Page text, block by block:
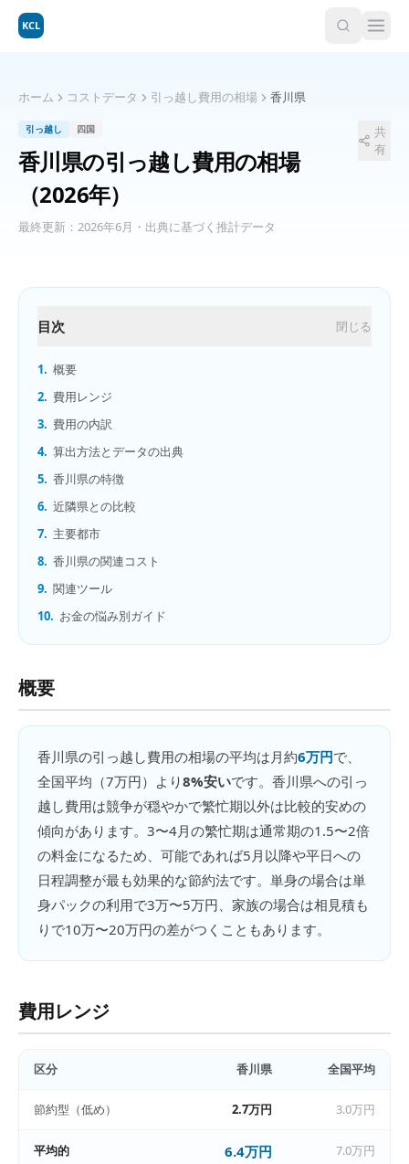
KCL
ホーム コストデータ 引っ越し費用の相場 香川県
引っ越し 四国
香川県の引っ越し費用の相場
（2026年）
最終更新： 2026年6月 ・出典に基づく推計データ
共
有
目次 閉じる
1. 概要
2. 費用レンジ
3. 費用の内訳
4. 算出方法とデータの出典
5. 香川県の特徴
6. 近隣県との比較
7. 主要都市
8. 香川県の関連コスト
9. 関連ツール
10. お金の悩み別ガイド
概要
香川県の引っ越し費用の相場の平均は月約6万円で、
全国平均（7万円）より8%安いです。 香川県への引っ
越し費用は競争が穏やかで繁忙期以外は比較的安めの
傾向があります。3〜4月の繁忙期は通常期の1.5〜2倍
の料金になるため、可能であれば5月以降や平日への
日程調整が最も効果的な節約法です。単身の場合は単
身パックの利用で3万〜5万円、家族の場合は相見積も
りで10万〜20万円の差がつくこともあります。
費用レンジ
区分 香川県 全国平均
節約型（低め） 2.7万円 3.0万円
平均的 6.4万円 7.0万円